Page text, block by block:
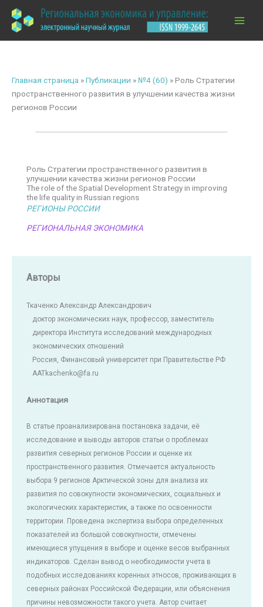
содержимому
Главная страница »Публикации » №4 (60) »Роль Стратегии
пространственного развития в улучшении качества жизни
регионов России
Роль Стратегии пространственного развития в
улучшении качества жизни регионов России
The role of the Spatial Development Strategy in improving
the life quality in Russian regions
РЕГИОНЫ РОССИИ
РЕГИОНАЛЬНАЯ ЭКОНОМИКА
Авторы
Ткаченко Александр Александрович
доктор экономических наук, профессор, заместитель
директора Института исследований международных
экономических отношений
Россия, Финансовый университет при Правительстве РФ
AATkachenko@fa.ru
Аннотация
В статье проанализирована постановка задачи, её
исследование и выводы авторов статьи о проблемах
развития северных регионов России и оценке их
пространственного развития. Отмечается актуальность
выбора 9 регионов Арктической зоны для анализа их
развития по совокупности экономических, социальных и
экологических характеристик, а также по освоенности
территории. Проведена экспертиза выбора определенных
показателей из большой совокупности, отмечены
имеющиеся упущения в выборе и оценке весов выбранных
индикаторов. Сделан вывод о необходимости учета в
подобных исследованиях коренных этносов, проживающих в
северных районах Российской Федерации, или объяснения
причины невозможности такого учета. Автор считает